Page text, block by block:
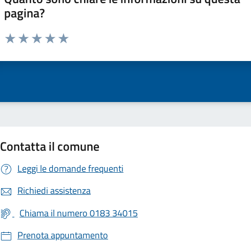
pagina?
Valuta da 1 a 5 stelle la pagina
Contatta il comune
Leggi le domande frequenti
Richiedi assistenza
Chiama il numero 0183 34015
Prenota appuntamento